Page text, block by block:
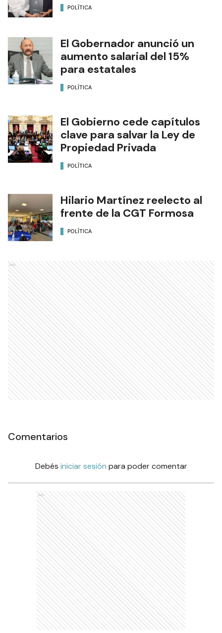
POLÍTICA
El Gobernador anunció un
aumento salarial del 15%
para estatales
POLÍTICA
El Gobierno cede capítulos
clave para salvar la Ley de
Propiedad Privada
POLÍTICA
Hilario Martínez reelecto al
frente de la CGT Formosa
POLÍTICA
Ads
Comentarios
Debés iniciar sesión para poder comentar
Ads